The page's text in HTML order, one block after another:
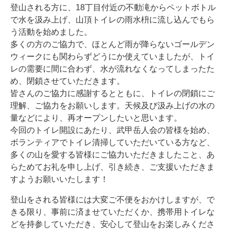
登山される方に、18丁目付近の不動滝からペットボトル
で水を汲み上げ、山頂トイレの雨水枡に流し込んでもら
う活動を始めました。
多くの方のご協力で、ほとんど雨が降らないゴールデン
ウィークにも関わらずどうにか使えていましたが、トイ
レの需要に間に合わず、水が流れなくなってしまったた
め、閉鎖させていただきます。
皆さんのご協力に感謝するとともに、トイレの閉鎖にご
理解、ご協力をお願いします。天候及び汲み上げの水の
量などにより、再オープンしたいと思います。
今回のトイレ開設にあたり、武甲岳人会の皆様を始め、
ボランティアでトイレ清掃していただいている方など、
多くの山を愛する皆様にご協力いただきましたこと、あ
らためてお礼を申し上げ、引き続き、ご支援いただきま
すようお願いいたします！
登山をされる皆様には大変ご不便をおかけしますが、 で
きる限り、事前に済ませていただくか、携帯用トイレな
どを持参していただき、安心して登山をお楽しみくださ